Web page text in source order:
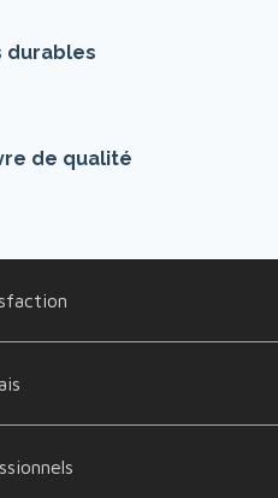
durables
de qualité